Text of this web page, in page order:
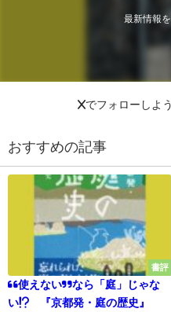
最新情報
Xでフォローしよう
おすすめの記事
書評
“使えない”なら「庭」じゃな
い!? 『京都発・庭の歴史』